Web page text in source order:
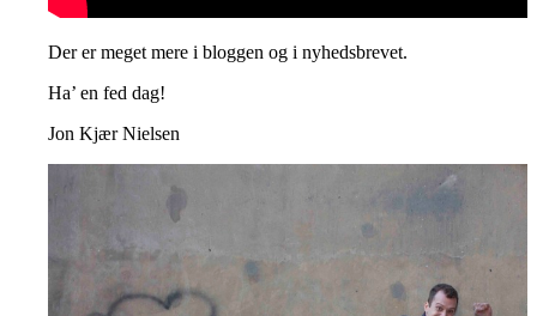
Der er meget mere i bloggen og i nyhedsbrevet.
Ha’ en fed dag!
Jon Kjær Nielsen